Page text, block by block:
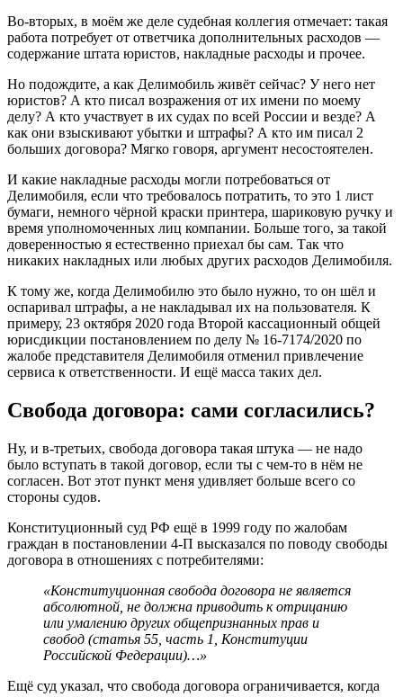
Во-вторых, в моём же деле судебная коллегия отмечает: такая
работа потребует от ответчика дополнительных расходов —
содержание штата юристов, накладные расходы и прочее.
Но подождите, а как Делимобиль живёт сейчас? У него нет
юристов? А кто писал возражения от их имени по моему
делу? А кто участвует в их судах по всей России и везде? А
как они взыскивают убытки и штрафы? А кто им писал 2
больших договора? Мягко говоря, аргумент несостоятелен.
И какие накладные расходы могли потребоваться от
Делимобиля, если что требовалось потратить, то это 1 лист
бумаги, немного чёрной краски принтера, шариковую ручку и
время уполномоченных лиц компании. Больше того, за такой
доверенностью я естественно приехал бы сам. Так что
никаких накладных или любых других расходов Делимобиля.
К тому же, когда Делимобилю это было нужно, то он шёл и
оспаривал штрафы, а не накладывал их на пользователя. К
примеру, 23 октября 2020 года Второй кассационный общей
юрисдикции постановлением по делу № 16-7174/2020 по
жалобе представителя Делимобиля отменил привлечение
сервиса к ответственности. И ещё масса таких дел.
Свобода договора: сами согласились?
Ну, и в-третьих, свобода договора такая штука — не надо
было вступать в такой договор, если ты с чем-то в нём не
согласен. Вот этот пункт меня удивляет больше всего со
стороны судов.
Конституционный суд РФ ещё в 1999 году по жалобам
граждан в постановлении 4-П высказался по поводу свободы
договора в отношениях с потребителями:
«Конституционная свобода договора не является
абсолютной, не должна приводить к отрицанию
или умалению других общепризнанных прав и
свобод (статья 55, часть 1, Конституции
Российской Федерации)…»
Ещё суд указал, что свобода договора ограничивается, когда